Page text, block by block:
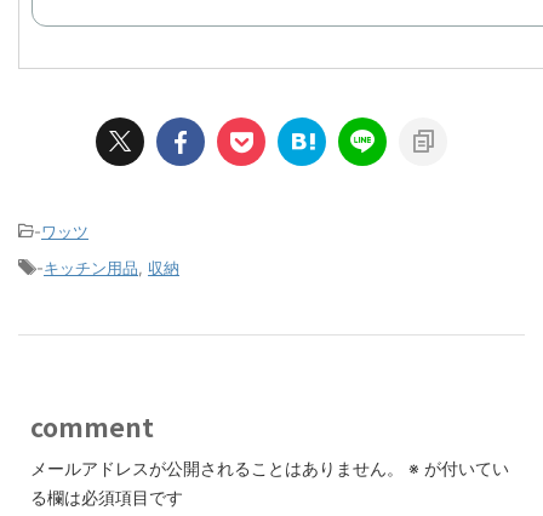
-ワッツ
-キッチン用品 収納
comment
メールアドレスが公開されることはありません。 ※ が付いてい
る欄は必須項目です